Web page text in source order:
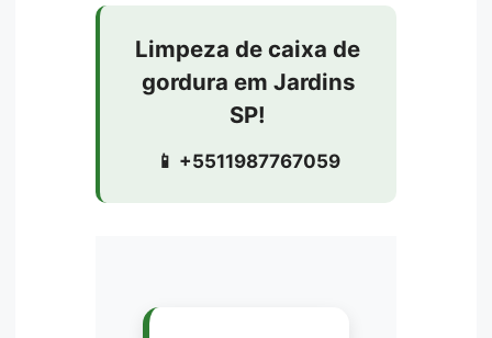
Limpeza de caixa de
gordura em Jardins
SP!
📱 +5511987767059